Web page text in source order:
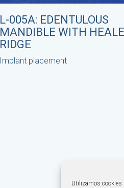
Utilizamos
L-005A: EDENTULOUS
MANDIBLE WITH
RIDGE
Implant placement